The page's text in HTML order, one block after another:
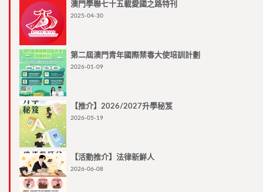
澳門學聯七十五載愛國之路特刊
2025-04-30
第二屆澳門青年國際禁毒大使培訓計劃
2026-01-09
【推介】2026/2027升學秘笈
2026-05-19
【活動推介】法律新鮮人
2026-06-08